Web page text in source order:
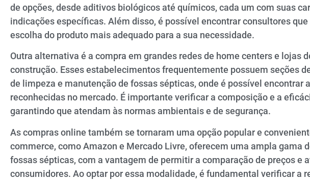
de opções, desde aditivos biológicos até químicos, cada um com suas
indicações específicas. Além disso, é possível encontrar consultores
escolha do produto mais adequado para a sua necessidade.
Outra alternativa é a compra em grandes redes de home centers e lojas
construção. Esses estabelecimentos frequentemente possuem seções
de limpeza e manutenção de fossas sépticas, onde é possível encontrar
reconhecidas no mercado. É importante verificar a composição e a
garantindo que atendam às normas ambientais e de segurança.
As compras online também se tornaram uma opção popular e
commerce, como Amazon e Mercado Livre, oferecem uma ampla gama
fossas sépticas, com a vantagem de permitir a comparação de preços e
consumidores. Ao optar por essa modalidade, é fundamental verificar a